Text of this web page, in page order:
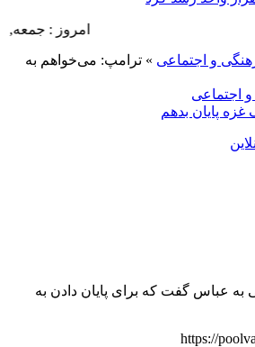
امروز : جمعه, ۱۶ مرداد , ۱۴۰۵ .::. برابر با : Friday, 7 August , 2026 .::. اخبار منتشر شده : 44 خبر
و اجتماعی » ترامپ: می‌خواهم به
اجتماعی
پایان بدهم
به عباس گفت که برای پایان دادن به
https://